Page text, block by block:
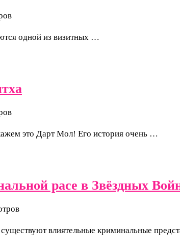
одной из визитных …
это Дарт Мол! Его история очень …
расе в Звёздных
влиятельные криминальные